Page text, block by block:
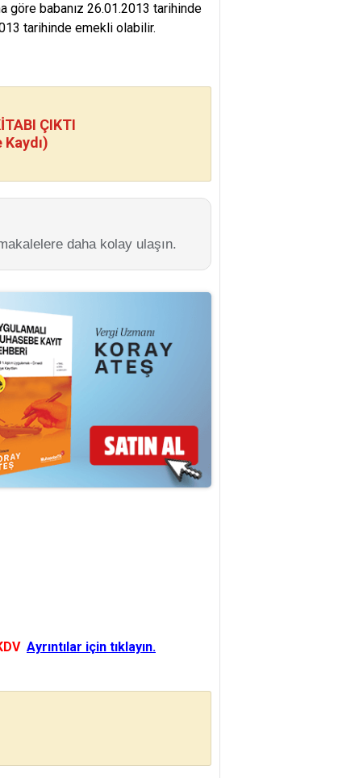
göre babanız 26.01.2013 tarihinde
tarihinde emekli olabilir.
ÇIKTI
daha kolay ulaşın.
Ayrıntılar için tıklayın.